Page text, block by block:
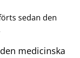
sedan den
medicinska